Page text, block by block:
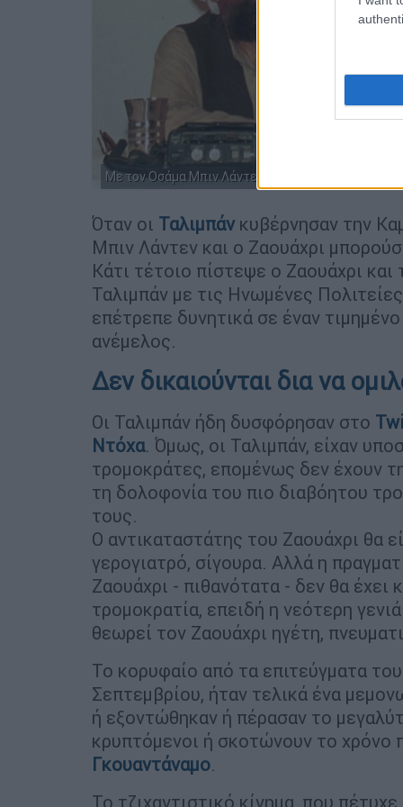
Με τον Οσάμα Μπιν Λάντεν στο Πακιστάν. /
Όταν οι Ταλιμπάν κυβέρνησαν την
Μπιν Λάντεν και ο Ζαουάχρι
Κάτι τέτοιο πίστεψε ο Ζαουάχρι
Ταλιμπάν με τις Ηνωμένες
επέτρεπε δυνητικά σε έναν
ανέμελος.
Δεν δικαιούνται δια να
Οι Ταλιμπάν ήδη δυσφόρησαν στο
Ντόχα. Όμως, οι Ταλιμπάν, είχαν
τρομοκράτες, επομένως δεν έχουν
τη δολοφονία του πιο διαβόητου
τους.
Ο αντικαταστάτης του Ζαουάχρι θα
γερογιατρό, σίγουρα. Αλλά η
Ζαουάχρι - πιθανότατα - δεν θα έχει
τρομοκρατία, επειδή η νεότερη
θεωρεί τον Ζαουάχρι ηγέτη,
Το κορυφαίο από τα επιτεύγματα
Σεπτεμβρίου, ήταν τελικά ένα
ή εξοντώθηκαν ή πέρασαν το
κρυπτόμενοι ή σκοτώνουν το χρόνο
Γκουαντάναμο.
Το τζιχαντιστικό κίνημα, που